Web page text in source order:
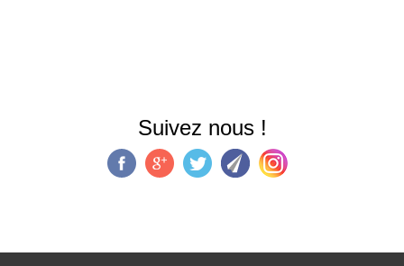
Suivez nous !